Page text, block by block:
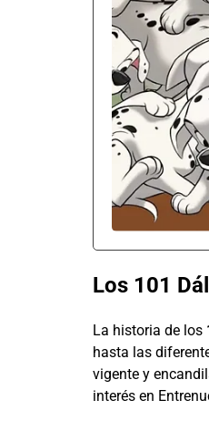
Los 101
La historia de los
hasta las
vigente y
interés en